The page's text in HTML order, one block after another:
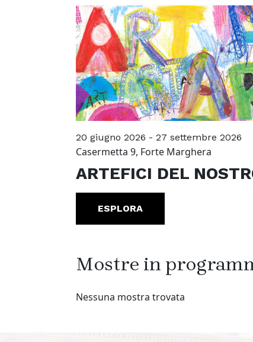
20 giugno 2026 - 27 settembre 2026
Casermetta 9, Forte Marghera
ARTEFICI DEL
ESPLORA
Mostre in
Nessuna mostra trovata